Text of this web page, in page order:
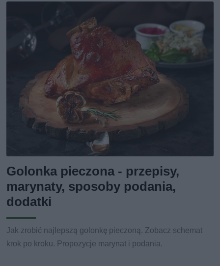
Golonka pieczona - przepisy,
marynaty, sposoby podania,
dodatki
Jak zrobić najlepszą golonkę pieczoną. Zobacz schemat
krok po kroku. Propozycje marynat i podania.